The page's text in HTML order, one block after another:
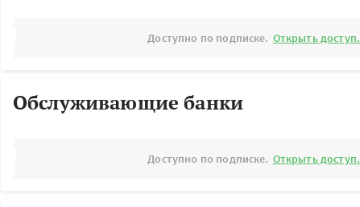
Доступно по подписке. Открыть доступ.
Обслуживающие банки
Доступно по подписке. Открыть доступ.